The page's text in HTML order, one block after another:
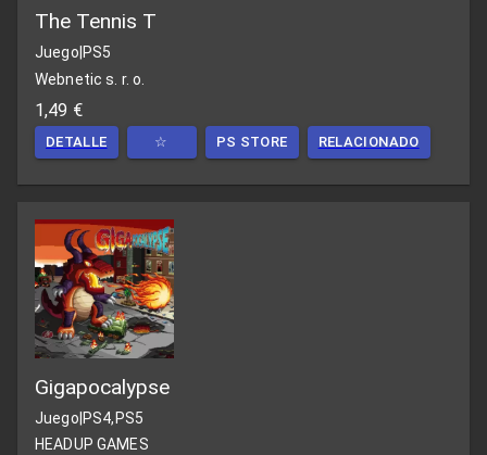
The Tennis T
Juego PS5
Webnetic s. r. o.
1,49 €
DETALLE ☆ PS STORE RELACIONADO
Gigapocalypse
Juego|PS4,PS5
HEADUP GAMES